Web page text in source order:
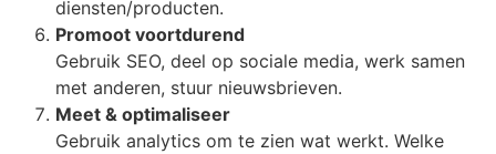
diensten/producten.
Promoot voortdurend
Gebruik SEO, deel op sociale media, werk samen
met anderen, stuur nieuwsbrieven.
Meet & optimaliseer
Gebruik analytics om te zien wat werkt. Welke